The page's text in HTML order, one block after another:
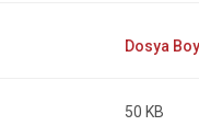
50 KB